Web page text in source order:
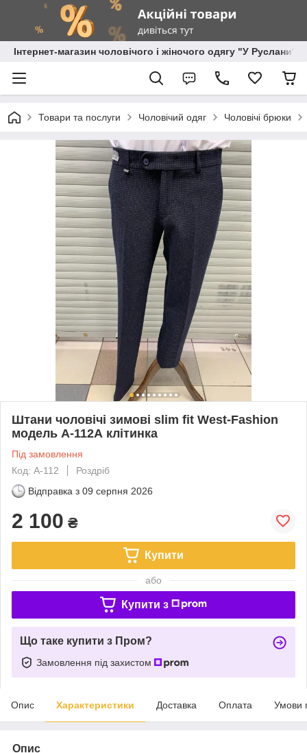
Інтернет-магазин чоловічого і жіночого одягу "У Руслани"
Товари та послуги Чоловічий одяг Чоловічі брюки
Штани чоловічі зимові slim fit West-Fashion
модель А-112А клітинка
Під замовлення
Код: А-112
Роздріб
Відправка з 09 серпня 2026
2 100 ₴
Купити
або
Купити з
Що таке купити з Пром?
Замовлення під захистом
Опис Характеристики Доставка Оплата Умови
Опис